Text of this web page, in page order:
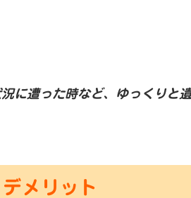
に遭った時など、ゆっくりと
メリット